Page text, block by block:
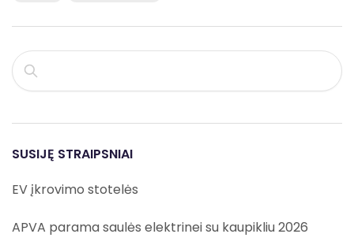
SUSIJĘ STRAIPSNIAI
EV įkrovimo stotelės
APVA parama saulės elektrinei su kaupikliu 2026